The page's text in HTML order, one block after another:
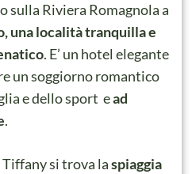
sulla Riviera Romagnola a
una località tranquilla e
. E’ un hotel elegante
un soggiorno romantico
e dello sport ead
.
Tiffany si trova laspiaggia